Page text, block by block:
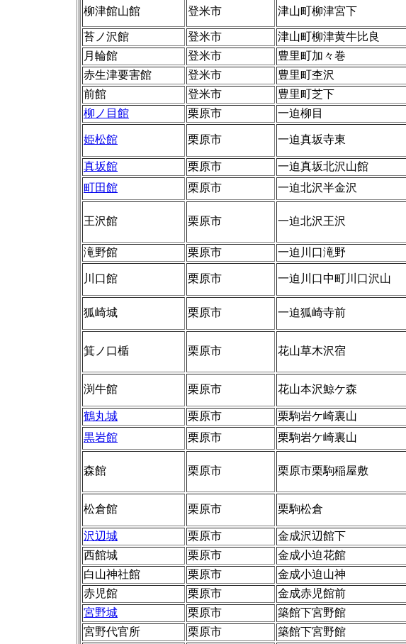
柳津館山館 登米市 津山町柳津宮下
苔ノ沢館 登米市 津山町柳津黄牛比良
月輪館
登米市 豊里町加々巻
赤生津要害館
登米市 豊里町杢沢
前館
登米市 豊里町芝下
柳ノ目館
栗原市 一迫柳目
姫松館 栗原市 一迫真坂寺東
真坂館 栗原市 一迫真坂北沢山館
町田館
栗原市 一迫北沢半金沢
王沢館 栗原市 一迫北沢王沢
滝野館 栗原市 一迫川口滝野
川口館 栗原市 一迫川口中町川口沢山
狐崎城 栗原市 一迫狐崎寺前
箕ノ口楯 栗原市 花山草木沢宿
渕牛館 栗原市 花山本沢鯨ケ森
鶴丸城 栗原市 栗駒岩ケ崎裏山
黒岩館
栗原市 栗駒岩ケ崎裏山
森館 栗原市 栗原市栗駒稲屋敷
松倉館 栗原市 栗駒松倉
沢辺城 栗原市 金成沢辺館下
西館城
栗原市 金成小迫花館
白山神社館
栗原市 金成小迫山神
赤児館
栗原市 金成赤児館前
宮野城
栗原市 築館下宮野館
宮野代官所
栗原市 築館下宮野館